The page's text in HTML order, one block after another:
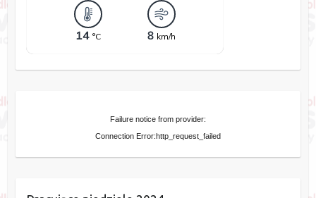
Failure notice from provider:
Connection Error:http_request_failed